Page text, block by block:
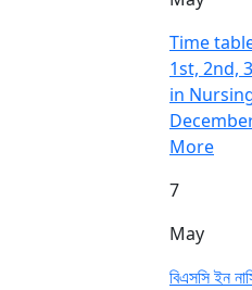
Time
1st, 2nd,
in
More
7
May
বিএসসি ইন